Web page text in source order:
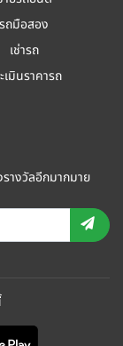
รถมือสอง
เช่ารถ
เมินราคารถ
างวัลอีกมากมาย